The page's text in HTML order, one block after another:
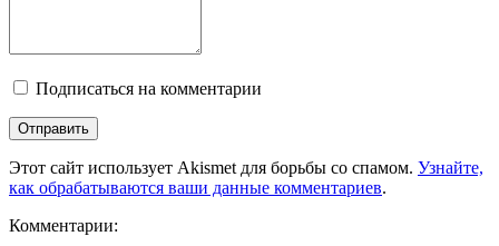
Подписаться на комментарии
Этот сайт использует Akismet для борьбы со спамом. Узнайте,
как обрабатываются ваши данные комментариев.
Комментарии: